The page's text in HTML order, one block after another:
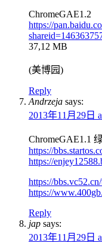
ChromeGAE1.2
https://
37,12 MB
(美博园)
Reply
Andrzeja says:
2013年11月29日
ChromeGAE1.1
https://
https://
https://
https://
Reply
jap says:
2013年11月29日